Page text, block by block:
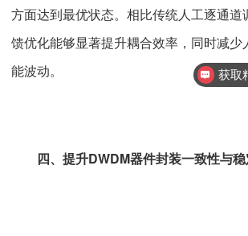
方面达到最优状态。相比传统人工逐通道
馈优化能够显著提升耦合效率，同时减少
能波动。
四、提升DWDM器件封装一致性与